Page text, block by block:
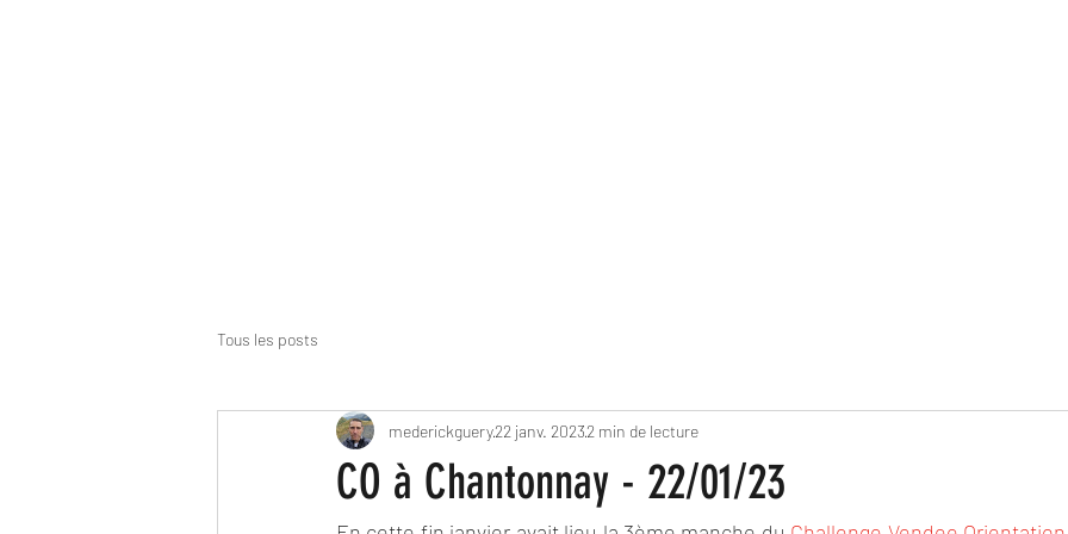
Tous les posts
CO à Chantonnay - 22/01/23
mederickguery22 janv. 20232 min de lecture